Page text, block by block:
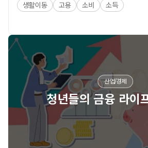
생활이동 고용 소비 소득
산업/경제
청년들의 금융 라이